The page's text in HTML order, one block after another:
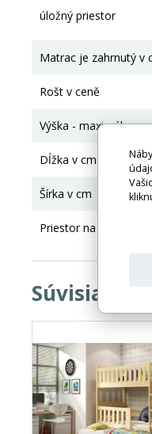
úložný priestor
Matrac je zahrnutý v
Rošt v ceně
Výška - maximálne v
Dĺžka v cm
Šírka v cm
Priestor na spanie
Súvisiace